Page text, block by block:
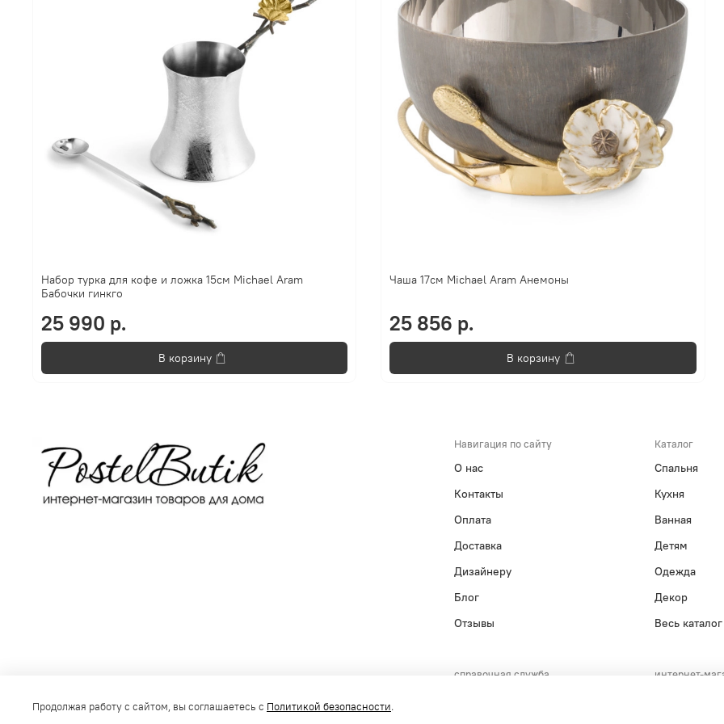
Набор турка для кофе и ложка 15см Michael Aram
Бабочки гинкго
25 990 р.
В корзину
Чаша 17см Michael Aram Анемоны
25 856 р.
В корзину
Навигация по сайту
О нас
Контакты
Оплата
Доставка
Дизайнеру
Блог
Отзывы
Каталог
Спальня
Кухня
Ванная
Детям
Одежда
Декор
Весь каталог
справочная служба интернет-
Продолжая работу с сайтом, вы соглашаетесь с Политикой безопасности.